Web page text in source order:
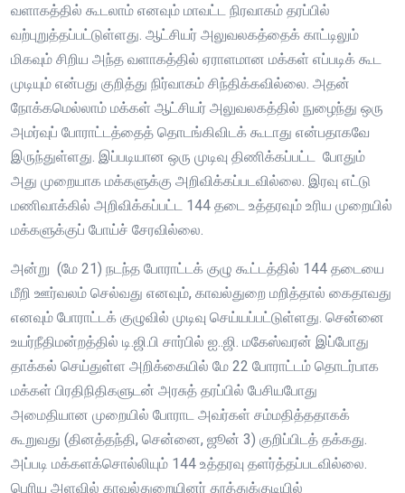
வளாகத்தில் கூடலாம் எனவும் மாவட்ட நிரவாகம் தரப்பில்
வற்புறுத்தப்பட்டுள்ளது. ஆட்சியர் அலுவலகத்தைக் காட்டிலும்
மிகவும் சிறிய அந்த வளாகத்தில் ஏராளமான மக்கள் எப்படிக் கூட
முடியும் என்பது குறித்து நிர்வாகம் சிந்திக்கவில்லை. அதன்
நோக்கமெல்லாம் மக்கள் ஆட்சியர் அலுவலகத்தில் நுழைந்து ஒரு
அமர்வுப் போராட்டத்தைத் தொடங்கிவிடக் கூடாது என்பதாகவே
இருந்துள்ளது. இப்படியான ஒரு முடிவு திணிக்கப்பட்ட போதும்
அது முறையாக மக்களுக்கு அறிவிக்கப்படவில்லை. இரவு எட்டு
மணிவாக்கில் அறிவிக்கப்பட்ட 144 தடை உத்தரவும் உரிய முறையில்
மக்களுக்குப் போய்ச் சேரவில்லை.
அன்று (மே 21) நடந்த போராட்டக் குழு கூட்டத்தில் 144 தடையை
மீறி ஊர்வலம் செல்வது எனவும், காவல்துறை மறித்தால் கைதாவது
எனவும் போராட்டக் குழுவில் முடிவு செய்யப்பட்டுள்ளது. சென்னை
உயர்நீதிமன்றத்தில் டி.ஜி.பி சார்பில் ஐ..ஜி. மகேஸ்வரன் இப்போது
தாக்கல் செய்துள்ள அறிக்கையில் மே 22 போராட்டம் தொடர்பாக
மக்கள் பிரதிநிதிகளுடன் அரசுத் தரப்பில் பேசியபோது
அமைதியான முறையில் போராட அவர்கள் சம்மதித்ததாகக்
கூறுவது (தினத்தந்தி, சென்னை, ஜூன் 3) குறிப்பிடத் தக்கது.
அப்படி மக்களக்சொல்லியும் 144 உத்தரவு தளர்த்தப்படவில்லை.
பெரிய அளவில் காவல்துறையினர் தூத்துக்குடியில்